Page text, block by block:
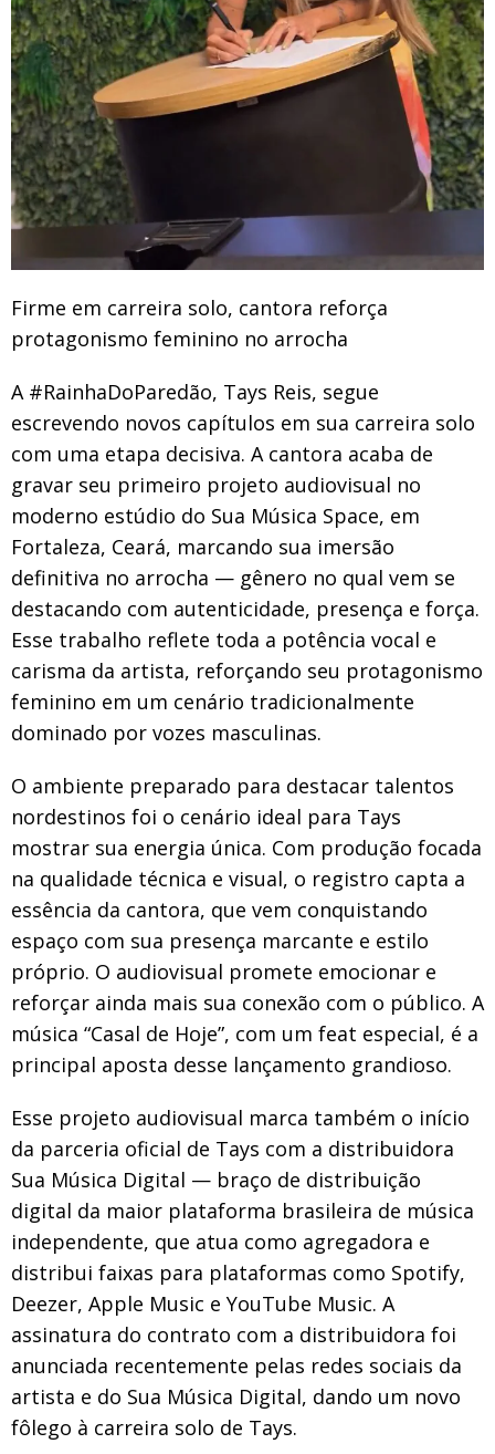
Firme em carreira solo, cantora reforça
protagonismo feminino no arrocha
A #RainhaDoParedão, Tays Reis, segue
escrevendo novos capítulos em sua carreira solo
com uma etapa decisiva. A cantora acaba de
gravar seu primeiro projeto audiovisual no
moderno estúdio do Sua Música Space, em
Fortaleza, Ceará, marcando sua imersão
definitiva no arrocha — gênero no qual vem se
destacando com autenticidade, presença e força.
Esse trabalho reflete toda a potência vocal e
carisma da artista, reforçando seu protagonismo
feminino em um cenário tradicionalmente
dominado por vozes masculinas.
O ambiente preparado para destacar talentos
nordestinos foi o cenário ideal para Tays
mostrar sua energia única. Com produção focada
na qualidade técnica e visual, o registro capta a
essência da cantora, que vem conquistando
espaço com sua presença marcante e estilo
próprio. O audiovisual promete emocionar e
reforçar ainda mais sua conexão com o público. A
música “Casal de Hoje”, com um feat especial, é a
principal aposta desse lançamento grandioso.
Esse projeto audiovisual marca também o início
da parceria oficial de Tays com a distribuidora
Sua Música Digital — braço de distribuição
digital da maior plataforma brasileira de música
independente, que atua como agregadora e
distribui faixas para plataformas como Spotify,
Deezer, Apple Music e YouTube Music. A
assinatura do contrato com a distribuidora foi
anunciada recentemente pelas redes sociais da
artista e do Sua Música Digital, dando um novo
fôlego à carreira solo de Tays.